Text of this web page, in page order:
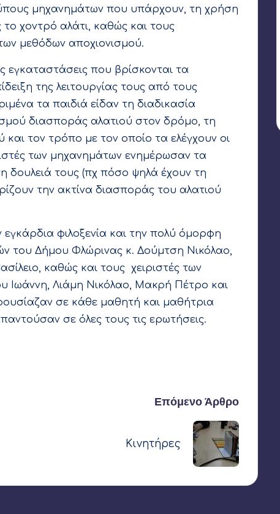
μηχανημάτων που υπάρχουν, τη χρήση
χοντρό αλάτι, καθώς και τους
μεθόδων αποχιονισμού.
εγκαταστάσεις που βρίσκονται τα
της λειτουργίας τους από τους
τα παιδιά είδαν τη διαδικασία
διασποράς αλατιού στον δρόμο, τη
και τον τρόπο με τον οποίο τα ελέγχουν οι
των μηχανημάτων ενημέρωσαν τα
δουλειά τους (πχ πόσο ψηλά έχουν τη
την ακτίνα διασποράς του αλατιού
φιλοξενία και την πολύ όμορφη
του Δήμου Φλώρινας κ. Δούμτση Νικόλαο,
καθώς και τους χειριστές των
Ιωάννη, Λιάμη Νικόλαο, Μακρή Πέτρο και
σε κάθε μαθητή και μαθήτρια
σε όλες τους τις ερωτήσεις.
Επόμενο Άρθρο
Κινητήρες